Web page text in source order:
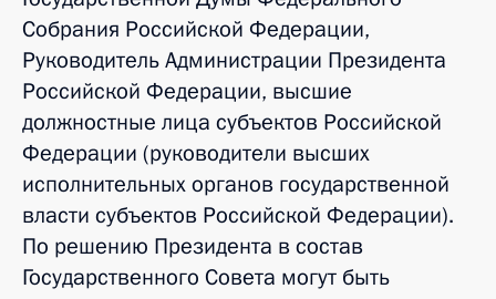
Собрания Российской Федерации,
Руководитель Администрации Президента
Российской Федерации, высшие
должностные лица субъектов Российской
Федерации (руководители высших
исполнительных органов государственной
власти субъектов Российской Федерации).
По решению Президента в состав
Государственного Совета могут быть